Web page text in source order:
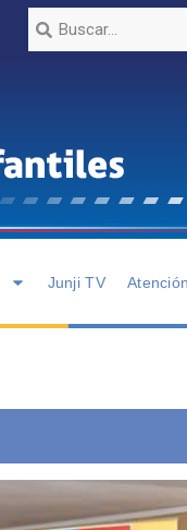
Junji TV